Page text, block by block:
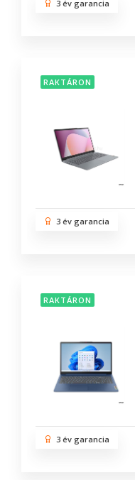
3 év garancia
RAKTÁRON
3 év garancia
RAKTÁRON
3 év garancia